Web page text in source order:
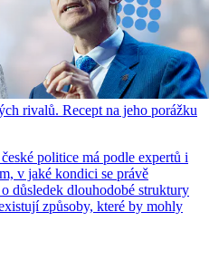
rivalů. Recept na jeho porážku
politice má podle expertů i
v jaké kondici se právě
důsledek dlouhodobé struktury
způsoby, které by mohly